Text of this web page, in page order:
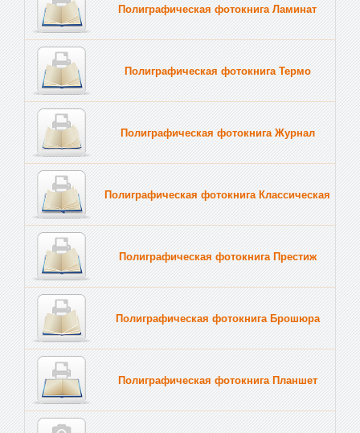
Полиграфическая фотокнига Ламинат
Полиграфическая фотокнига Термо
Полиграфическая фотокнига Журнал
Полиграфическая фотокнига Классическая
Полиграфическая фотокнига Престиж
Полиграфическая фотокнига Брошюра
Полиграфическая фотокнига Планшет